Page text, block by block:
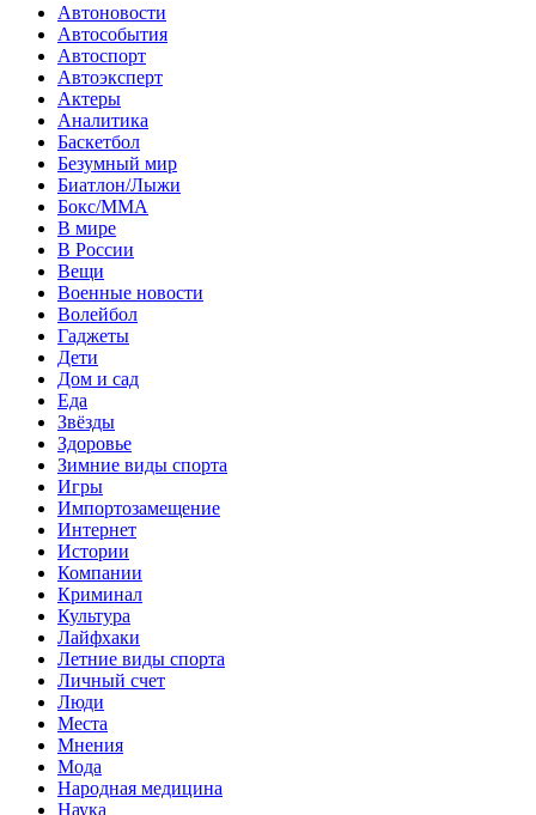
Автоновости
Автособытия
Автоспорт
Автоэксперт
Актеры
Аналитика
Баскетбол
Безумный мир
Биатлон/Лыжи
Бокс/MMA
В мире
В России
Вещи
Военные новости
Волейбол
Гаджеты
Дети
Дом и сад
Еда
Звёзды
Здоровье
Зимние виды спорта
Игры
Импортозамещение
Интернет
Истории
Компании
Криминал
Культура
Лайфхаки
Летние виды спорта
Личный счет
Люди
Места
Мнения
Мода
Народная медицина
Наука